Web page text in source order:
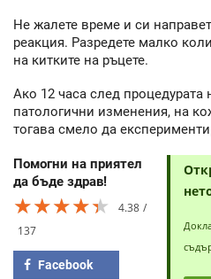
Не жалете време и си
реакция. Разредете малко
на китките на ръцете.
Ако 12 часа след
патологични изменения, на
тогава смело да
Помогни на приятел
да бъде здрав!
★★★★★
★★★★★
★★★★★
4.38
137
Facebook